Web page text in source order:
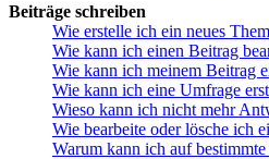
Beiträge schreiben
Wie erstelle ich ein neues
Wie kann ich einen Beitrag
Wie kann ich meinem Beitrag
Wie kann ich eine Umfrage
Wieso kann ich nicht mehr
Wie bearbeite oder lösche ich
Warum kann ich auf